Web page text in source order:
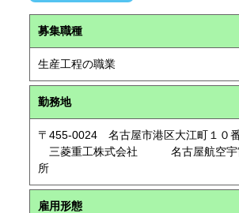
募集職種
生産工程の職業
勤務地
〒455-0024 名古屋市港区大江町１０
三菱重工株式会社 名古屋航空宇
所
雇用形態